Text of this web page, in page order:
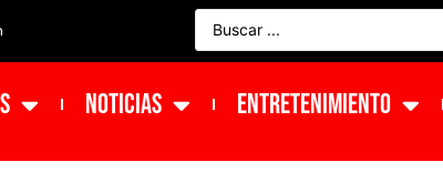
NOTICIAS ENTRETENIMIENTO